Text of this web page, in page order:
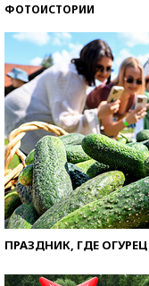
ФОТОИСТОРИИ
ПРАЗДНИК, ГДЕ